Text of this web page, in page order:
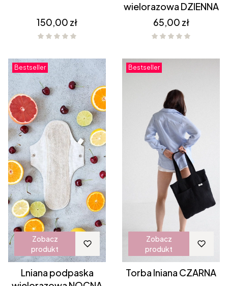
Cena
150,00 zł
wielorazowa DZIENNA
Cena
65,00 zł
Bestseller
Zobacz
produkt
Lniana podpaska
Bestseller
Zobacz
produkt
Torba lniana CZARNA